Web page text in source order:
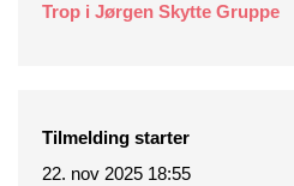
Trop i Jørgen Skytte Gruppe
Tilmelding starter
22. nov 2025 18:55